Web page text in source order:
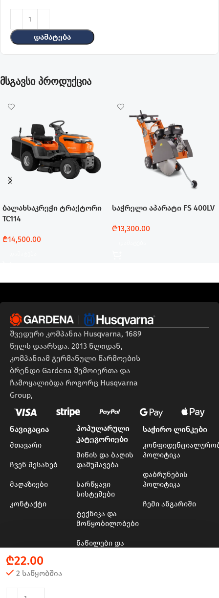
Დამატება
₾22.00
2 საწყობშია
მსგავსი პროდუქცია
ბალახსაკრეჭი ტრაქტორი
TC114
₾14,500.00
საჭრელი აპარატი FS 400LV
₾13,300.00
შვედური კომპანია Husqvarna, 1689
წელს დაარსდა. 2013 წლიდან,
კომპანიამ გერმანული წარმოების
ბრენდი Gardena შემოიერთა და
ჩამოყალიბდა როგორც Husqvarna
Group,
ნავიგაცია
მთავარი
ჩვენ შესახებ
მაღაზიები
კონტაქტი
პოპულარული
კატეგორიები
მიწის და ბაღის
დამუშავება
სარწყავი
სისტემები
ტექნიკა და
მოწყობილობები
ნაწილები და
საჭირო ლინკები
პოლიტიკა
დაბრუნების
პოლიტიკა
ჩემი ანგარიში